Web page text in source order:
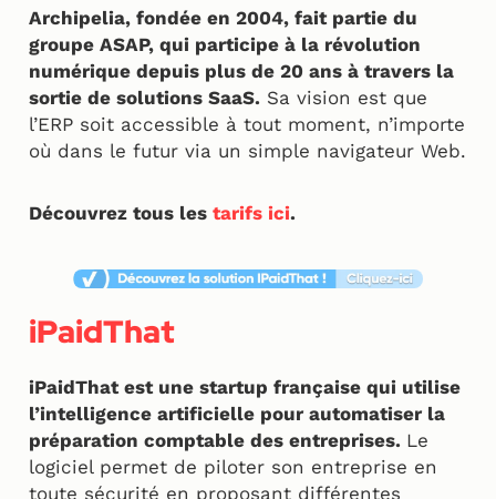
Archipelia, fondée en 2004, fait partie du
groupe ASAP, qui participe à la révolution
numérique depuis plus de 20 ans à travers la
sortie de solutions SaaS. Sa vision est que
l’ERP soit accessible à tout moment, n’importe
où dans le futur via un simple navigateur Web.
Découvrez tous les tarifs ici.
iPaidThat
iPaidThat est une startup française qui utilise
l’intelligence artificielle pour automatiser la
préparation comptable des entreprises. Le
logiciel permet de piloter son entreprise en
toute sécurité en proposant différentes